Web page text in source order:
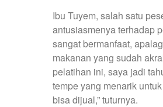
Ibu Tuyem, salah satu
antusiasmenya terhadap
sangat bermanfaat,
makanan yang sudah
pelatihan ini, saya jadi
tempe yang menarik
bisa dijual,” tuturnya.